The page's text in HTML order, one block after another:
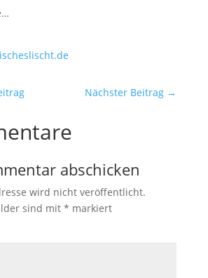
Nächster Beitrag →
abschicken
wird nicht veröffentlicht.
sind mit * markiert